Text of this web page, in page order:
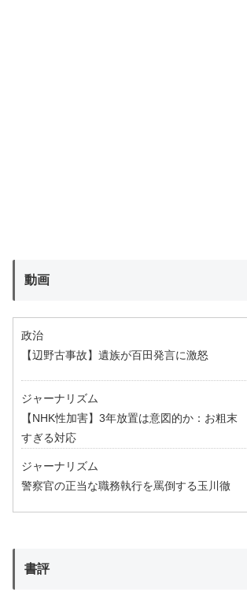
動画
政治
【辺野古事故】遺族が百田発言に激怒
ジャーナリズム
【NHK性加害】3年放置は意図的か：お粗末
すぎる対応
ジャーナリズム
警察官の正当な職務執行を罵倒する玉川徹
書評